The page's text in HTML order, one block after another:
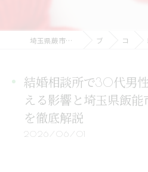
埼玉県蕨市の結婚相談所ならMy.Soulmate ブログ コラム
結婚相談所で30代男
える影響と埼玉県飯能
を徹底解説
2026/06/01